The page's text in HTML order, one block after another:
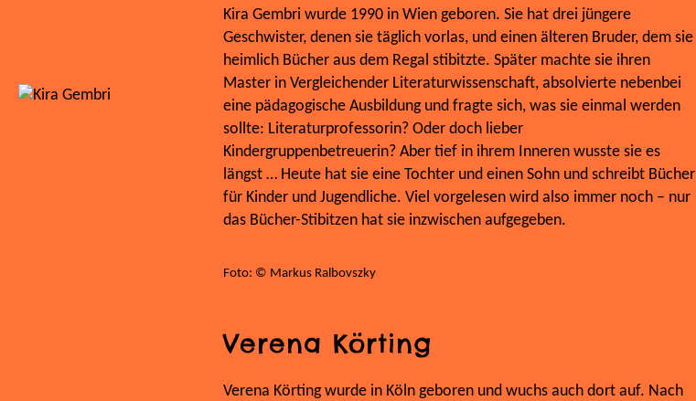
Kira Gembri wurde 1990 in Wien geboren. Sie hat drei jüngere
Geschwister, denen sie täglich vorlas, und einen älteren Bruder, dem sie
heimlich Bücher aus dem Regal stibitzte. Später machte sie ihren
Master in Vergleichender Literaturwissenschaft, absolvierte nebenbei
eine pädagogische Ausbildung und fragte sich, was sie einmal werden
sollte: Literaturprofessorin? Oder doch lieber
Kindergruppenbetreuerin? Aber tief in ihrem Inneren wusste sie es
längst … Heute hat sie eine Tochter und einen Sohn und schreibt Bücher
für Kinder und Jugendliche. Viel vorgelesen wird also immer noch – nur
das Bücher-Stibitzen hat sie inzwischen aufgegeben.
Foto: © Markus Ralbovszky
Verena Körting
Verena Körting wurde in Köln geboren und wuchs auch dort auf. Nach